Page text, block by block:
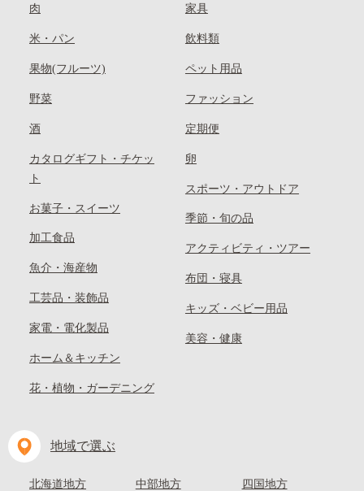
肉
米・パン
果物(フルーツ)
野菜
酒
カタログギフト・チケッ
ト
お菓子・スイーツ
加工食品
魚介・海産物
工芸品・装飾品
家電・電化製品
ホーム＆キッチン
花・植物・ガーデニング
家具
飲料類
ペット用品
ファッション
定期便
卵
スポーツ・アウトドア
季節・旬の品
アクティビティ・ツアー
布団・寝具
キッズ・ベビー用品
美容・健康
地域で選ぶ
北海道地方 中部地方 四国地方